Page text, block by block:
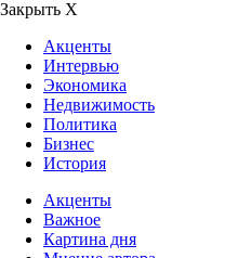
Закрыть Х
Акценты
Интервью
Экономика
Недвижимость
Политика
Бизнес
История
Акценты
Важное
Картина дня